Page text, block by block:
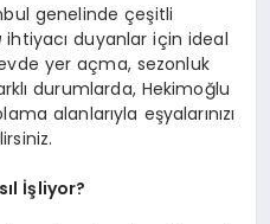
genelinde çeşitli
ihtiyacı duyanlar için ideal
yer açma, sezonluk
durumlarda, Hekimoğlu
alanlarıyla eşyalarınızı
İşliyor?